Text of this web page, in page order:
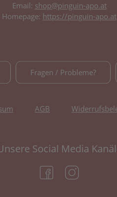
Email: shop@pinguin-apo.at
Homepage: https://pinguin-apo.at
Fragen / Probleme?
AGB
Social Media
(öffnet in neuem